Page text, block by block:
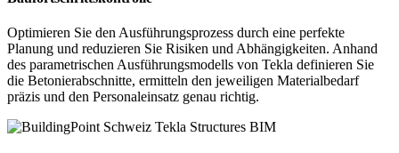
Optimieren Sie den Ausführungsprozess durch eine perfekte
Planung und reduzieren Sie Risiken und Abhängigkeiten. Anhand
des parametrischen Ausführungsmodells von Tekla definieren Sie
die Betonierabschnitte, ermitteln den jeweiligen Materialbedarf
präzis und den Personaleinsatz genau richtig.